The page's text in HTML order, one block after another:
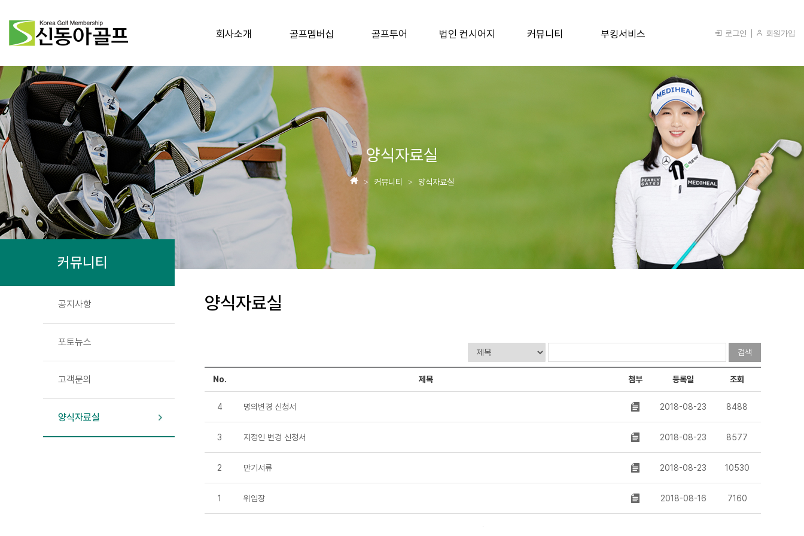
회사소개 골프멤버십 골프투어 법인 컨시어지 커뮤니티 부킹서비스 로그인 회원가입
양식자료실
> 커뮤니티 > 양식자료실
커뮤니티
공지사항
포토뉴스
고객문의
양식자료실
양식자료실
No. 제목 첨부 등록일 조회
4 명의변경 신청서 2018-08-23 8488
3 지정인 변경 신청서 2018-08-23 8577
2 만기서류 2018-08-23 10530
1 위임장 2018-08-16 7160